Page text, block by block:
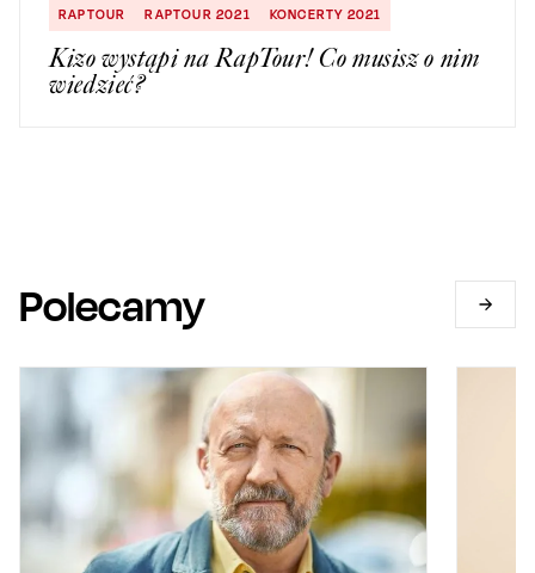
RAPTOUR RAPTOUR 2021 KONCERTY 2021
Kizo wystąpi na RapTour! Co musisz o nim
wiedzieć?
Polecamy